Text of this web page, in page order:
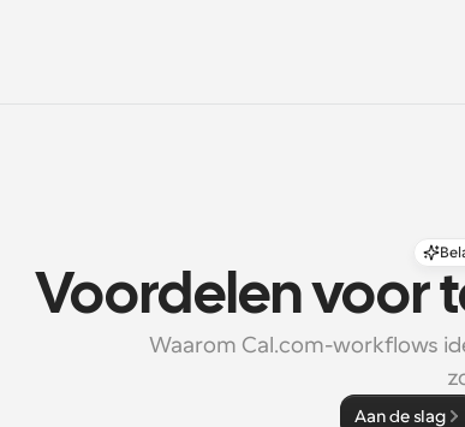
Voordelen voor
Waarom Cal.com-workflows
Aan de slag